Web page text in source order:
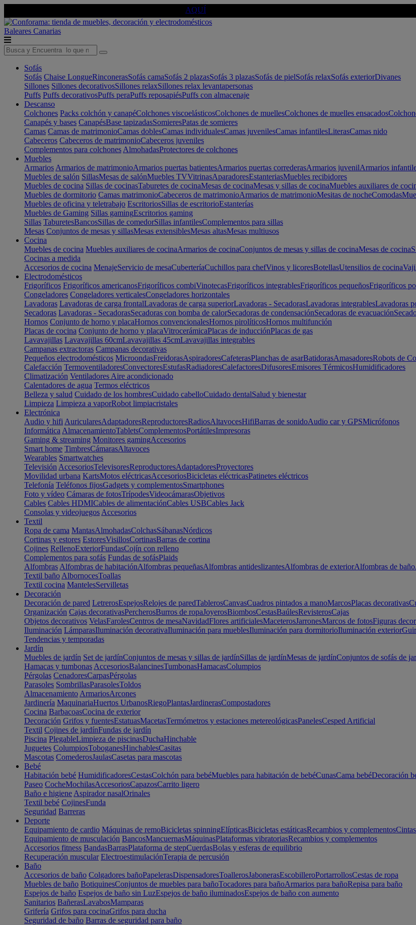
AQUÍ
Baleares Canarias
Sofás
Sofás Chaise LongueRinconerasSofás camaSofás 2 plazasSofás 3 plazasSofás de pielSofás relaxSofás exteriorDivanes
Sillones Sillones decorativosSillones relaxSillones relax levantapersonas
Puffs Puffs decorativosPuffs peraPuffs reposapiésPuffs con almacenaje
Descanso
Colchones Packs colchón y canapéColchones viscoelásticosColchones de muellesColchones de muelles ensacados
Canapés y bases CanapésBase tapizadasSomieresPatas de somieres
Camas Camas de matrimonioCamas doblesCamas individualesCamas juvenilesCamas infantilesLiterasCamas nido
Cabeceros Cabeceros de matrimonioCabeceros juveniles
Complementos para colchones AlmohadasProtectores de colchones
Muebles
Armarios Armarios de matrimonioArmarios puertas batientesArmarios puertas correderasArmarios juvenilArmarios
Muebles de salón SillasMesas de salónMuebles TVVitrinasAparadoresEstanteriasMuebles recibidores
Muebles de cocina Sillas de cocinasTaburetes de cocinaMesas de cocinaMesas y sillas de cocinaMuebles auxiliares de
Muebles de dormitorio Camas matrimonioCabeceros de matrimonioArmarios de matrimonioMesitas de nocheComodas
Muebles de oficina y teletrabajo EscritoriosSillas de escritorioEstanterías
Muebles de Gaming Sillas gamingEscritorios gaming
Sillas TaburetesBancosSillas de comedorSillas infantilesComplementos para sillas
Mesas Conjuntos de mesas y sillasMesas extensiblesMesas altasMesas multiusos
Cocina
Muebles de cocina Muebles auxiliares de cocinaArmarios de cocinaConjuntos de mesas y sillas de cocinaMesas de cocina
Cocinas a medida
Accesorios de cocina MenajeServicio de mesaCuberteríaCuchillos para chefVinos y licoresBotellasUtensilios de cocina
Electrodomésticos
Frigoríficos Frigoríficos americanosFrigoríficos combiVinotecasFrigoríficos integrablesFrigoríficos pequeñosFrigoríficos
Congeladores Congeladores verticalesCongeladores horizontales
Lavadoras Lavadoras de carga frontalLavadoras de carga superiorLavadoras - SecadorasLavadoras integrablesLavadoras
Secadoras Lavadoras - SecadorasSecadoras con bomba de calorSecadoras de condensaciónSecadoras de evacuación
Hornos Conjunto de horno y placaHornos convencionalesHornos pirolíticosHornos multifunción
Placas de cocina Conjunto de horno y placaVitrocerámicaPlacas de inducciónPlacas de gas
Lavavajillas Lavavajillas 60cmLavavajillas 45cmLavavajillas integrables
Campanas extractoras Campanas decorativas
Pequeños electrodomésticos MicroondasFreidorasAspiradoresCafeterasPlanchas de asarBatidorasAmasadoresRobots de
Calefacción TermoventiladoresConvectoresEstufasRadiadoresCalefactoresDifusoresEmisores TérmicosHumidificadores
Climatización Ventiladores Aire acondicionado
Calentadores de agua Termos eléctricos
Belleza y salud Cuidado de los hombresCuidado cabelloCuidado dentalSalud y bienestar
Limpieza Limpieza a vaporRobot limpiacristales
Electrónica
Audio y hifi AuricularesAdaptadoresReproductoresRadiosAltavocesHifiBarras de sonidoAudio car y GPSMicrófonos
Informática AlmacenamientoTabletsComplementosPortátilesImpresoras
Gaming & streaming Monitores gamingAccesorios
Smart home TimbresCámarasAltavoces
Wearables Smartwatches
Televisión AccesoriosTelevisoresReproductoresAdaptadoresProyectores
Movilidad urbana KartsMotos eléctricasAccesoriosBicicletas eléctricasPatinetes eléctricos
Telefonía Teléfonos fijosGadgets y complementosSmartphones
Foto y vídeo Cámaras de fotosTrípodesVideocámarasObjetivos
Cables Cables HDMICables de alimentaciónCables USBCables Jack
Consolas y videojuegos Accesorios
Textil
Ropa de cama MantasAlmohadasColchasSábanasNórdicos
Cortinas y estores EstoresVisillosCortinasBarras de cortina
Cojines RellenoExteriorFundasCojín con relleno
Complementos para sofás Fundas de sofásPlaids
Alfombras Alfombras de habitaciónAlfombras pequeñasAlfombras antideslizantesAlfombras de exteriorAlfombras de baño
Textil baño AlbornocesToallas
Textil cocina MantelesServilletas
Decoración
Decoración de pared LetrerosEspejosRelojes de paredTablerosCanvasCuadros pintados a manoMarcosPlacas decorativas
Organización Cajas decorativasPercherosBurros de ropaJoyerosBiombosCestasBaúlesRevisterosCajas
Objetos decorativos VelasFarolesCentros de mesaNavidadFlores artificialesMaceterosJarronesMarcos de fotosFiguras
Iluminación LámparasIluminación decorativaIluminación para mueblesIluminación para dormitorioIluminación exterior
Tendencias y temporadas
Jardín
Muebles de jardín Set de jardínConjuntos de mesas y sillas de jardínSillas de jardínMesas de jardínConjuntos de sofás de
Hamacas y tumbonas AccesoriosBalancinesTumbonasHamacasColumpios
Pérgolas CenadoresCarpasPérgolas
Parasoles SombrillasParasolesToldos
Almacenamiento ArmariosArcones
Jardinería MaquinariaHuertos UrbanosRiegoPlantasJardinerasCompostadores
Cocina BarbacoasCocina de exterior
Decoración Grifos y fuentesEstatuasMacetasTermómetros y estaciones metereológicasPanelesCesped Artificial
Textil Cojines de jardínFundas de jardín
Piscina PlegableLimpieza de piscinasDuchaHinchable
Juguetes ColumpiosToboganesHinchablesCasitas
Mascotas ComederosJaulasCasetas para mascotas
Bebé
Habitación bebé HumidificadoresCestasColchón para bebéMuebles para habitación de bebéCunasCama bebéDecoración
Paseo CocheMochilasAccesoriosCapazosCarrito ligero
Baño e higiene Aspirador nasalOrinales
Textil bebé CojinesFunda
Seguridad Barreras
Deporte
Equipamiento de cardio Máquinas de remoBicicletas spinningElípticasBicicletas estáticasRecambios y complementosCintas
Equipamiento de musculación BancosMancuernasMáquinasPlataformas vibratoriasRecambios y complementos
Accesorios fitness BandasBarrasPlataforma de stepCuerdasBolas y esferas de equilibrio
Recuperación muscular ElectroestimulaciónTerapia de percusión
Baño
Accesorios de baño Colgadores bañoPapelerasDispensadoresToallerosJabonerasEscobilleroPortarrollosCestas de ropa
Muebles de baño BotiquinesConjuntos de muebles para bañoTocadores para bañoArmarios para bañoRepisa para baño
Espejos de baño Espejos de baño sin LuzEspejos de baño iluminadosEspejos de baño con aumento
Sanitarios BañerasLavabosMamparas
Grifería Grifos para cocinaGrifos para ducha
Seguridad de baño Barras de seguridad para baño